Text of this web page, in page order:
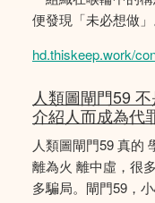
便發現「未必想做」
hd.thiskeep.work/
人類圖閘門59
介紹人而成為代
人類圖閘門59 真的
離為火 離中虛，很
多騙局。閘門59，小